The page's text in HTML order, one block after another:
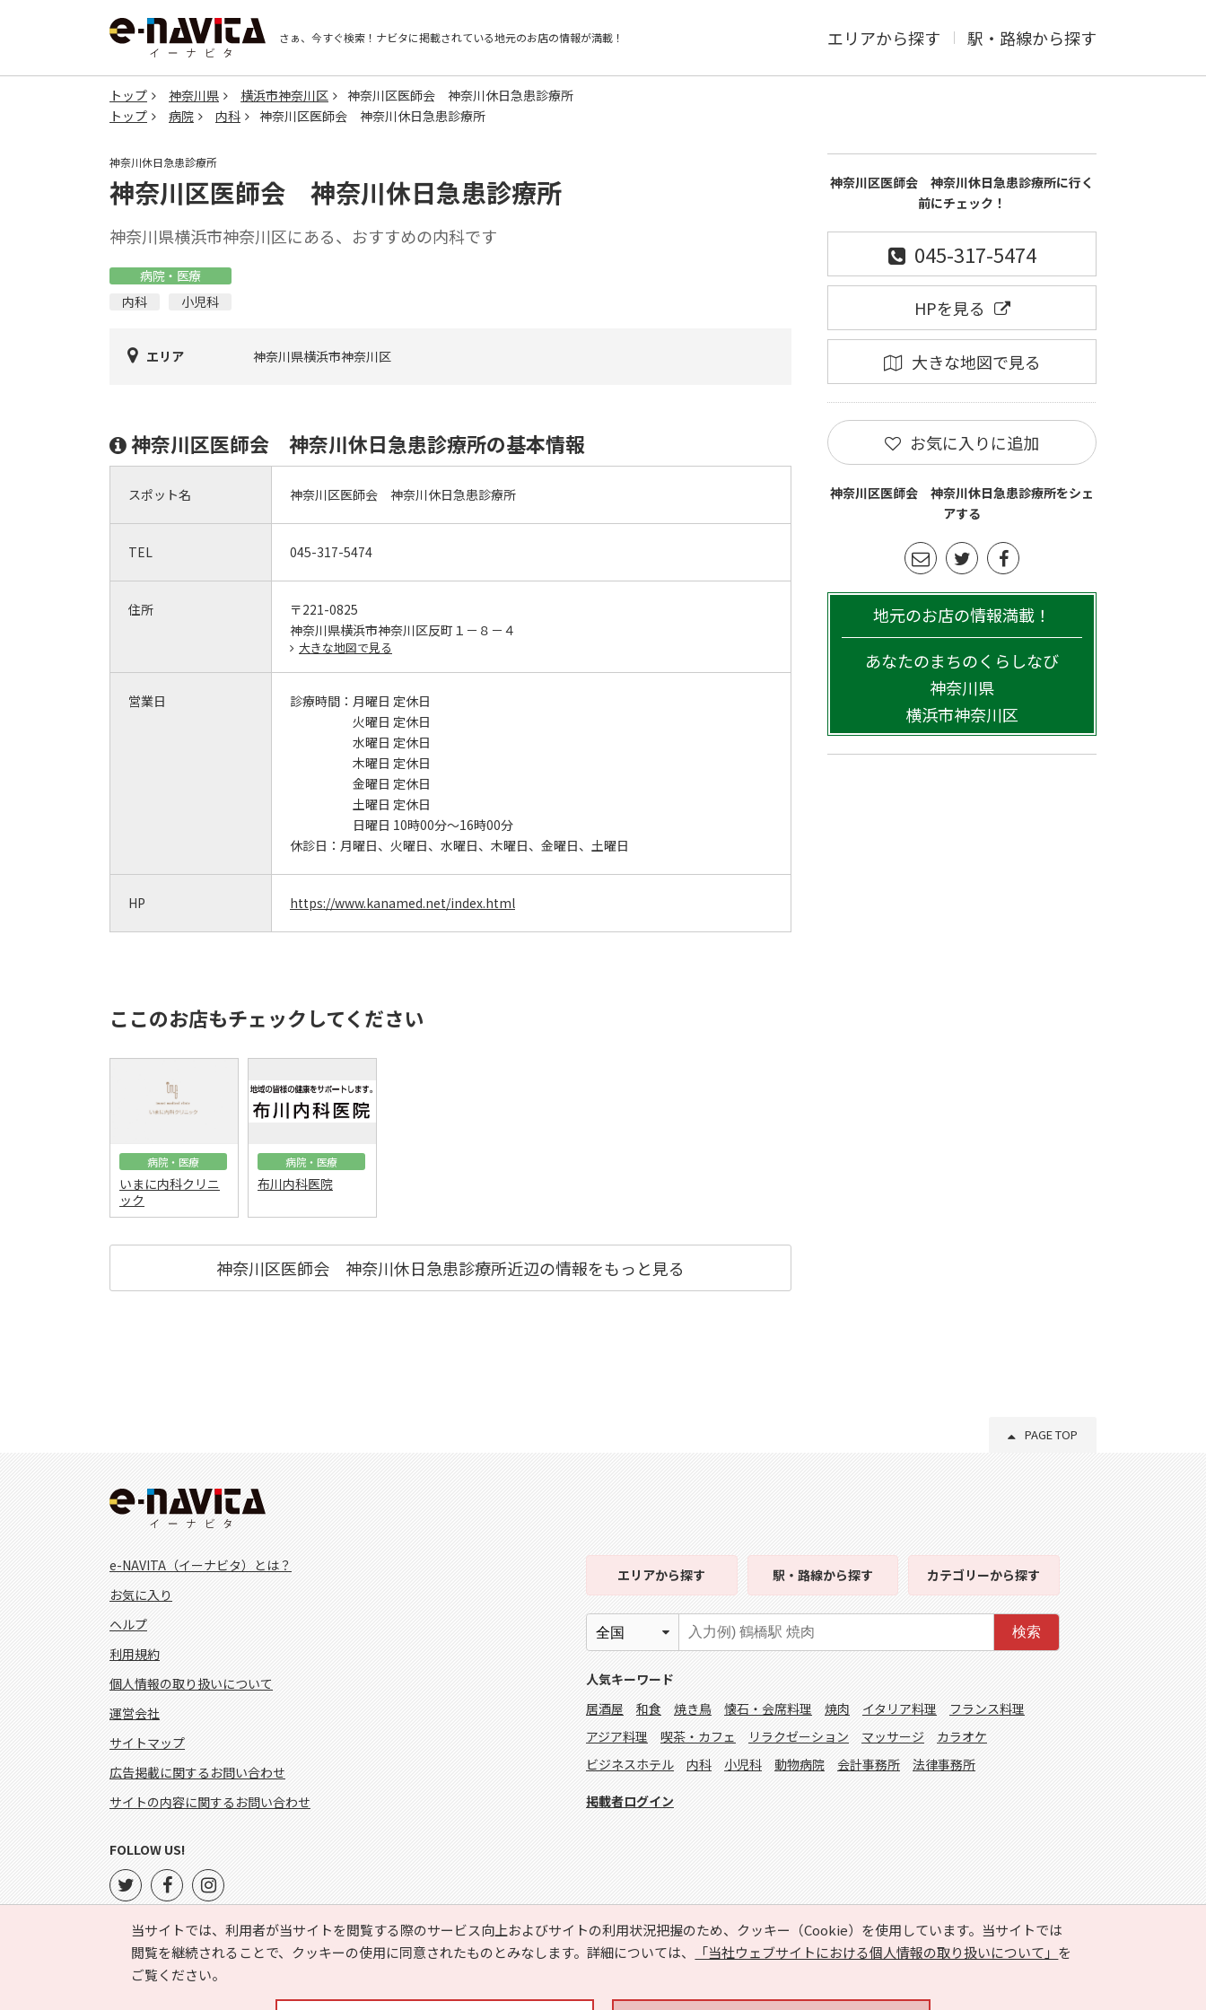
さぁ、今すぐ検索！ ナビタに掲載されている地元のお店の情報が満載！ エリアから探す 駅・路線から探す
トップ 神奈川県 横浜市神奈川区
神奈川区医師会 神奈川休日急患診療所
トップ
病院 内科 神奈川区医師会 神奈川休日急患診療所
神奈川休日急患診療所
神奈川区医師会 神奈川休日急患診療所
神奈川県横浜市神奈川区にある、おすすめの内科です
病院・医療
内科
小児科
エリア 神奈川県横浜市神奈川区
神奈川区医師会 神奈川休日急患診療所の基本情報
スポット名 神奈川区医師会 神奈川休日急患診療所
TEL 045-317-5474
住所
〒221-0825
神奈川県横浜市神奈川区反町１－８－４
大きな地図で見る
営業日 診療時間： 月曜日 定休日
火曜日 定休日
水曜日 定休日
木曜日 定休日
金曜日 定休日
土曜日 定休日
日曜日 10時00分～16時00分
休診日： 月曜日、火曜日、水曜日、木曜日、金曜日、土曜日
HP https://www.kanamed.net/index.html
ここのお店もチェックしてください
病院・医療
いまに内科クリニ
ック
病院・医療
布川内科医院
神奈川区医師会 神奈川休日急患診療所近辺の情報をもっと見る
神奈川区医師会 神奈川休日急患診療所に行く
前にチェック！
045-317-5474
HPを見る
大きな地図で見る
お気に入りに追加
神奈川区医師会 神奈川休日急患診療所をシェ
アする
地元のお店の情報満載！
あなたのまちのくらしなび
神奈川県
横浜市神奈川区
PAGE TOP
当サイトでは、利用者が当サイトを閲覧する際のサービス向上およびサイトの利用状況把握のため、クッキー（Cookie）を使用しています。当サイトでは
閲覧を継続されることで、クッキーの使用に同意されたものとみなします。詳細については、
「当社ウェブサイトにおける個人情報の取り扱いについて」 を
ご覧ください。
e-NAVITA（イーナビタ）とは？
お気に入り
ヘルプ
利用規約
個人情報の取り扱いについて
運営会社
サイトマップ
広告掲載に関するお問い合わせ
サイトの内容に関するお問い合わせ
エリアから探す 駅・路線から探す カテゴリーから探す
検索
人気キーワード
居酒屋
和食 焼き鳥 懐石・会席料理 焼肉 イタリア料理
フランス料理
アジア料理
喫茶・カフェ リラクゼーション マッサージ
カラオケ
ビジネスホテル
内科 小児科 動物病院 会計事務所 法律事務所
掲載者ログイン
FOLLOW US!
Copyright © HYOJITO.Co.,Ltd. All Rights Reserved.